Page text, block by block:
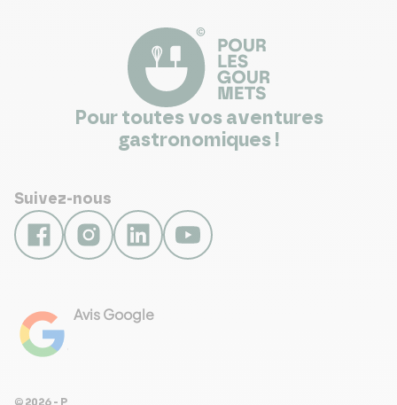
Pour toutes vos aventures
gastronomiques !
Suivez-nous
Avis Google